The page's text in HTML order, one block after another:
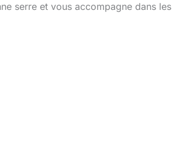
serre et vous accompagne dans les